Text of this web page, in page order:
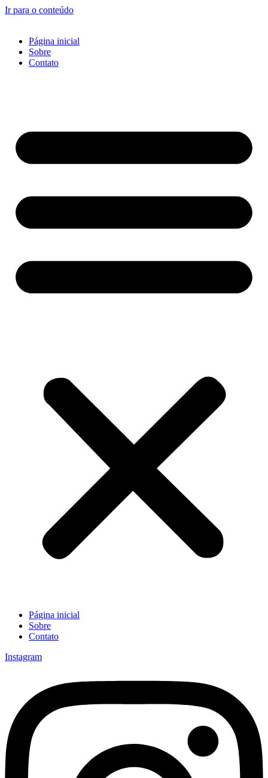
Ir para o conteúdo
Página inicial
Sobre
Contato
Página inicial
Sobre
Contato
Instagram